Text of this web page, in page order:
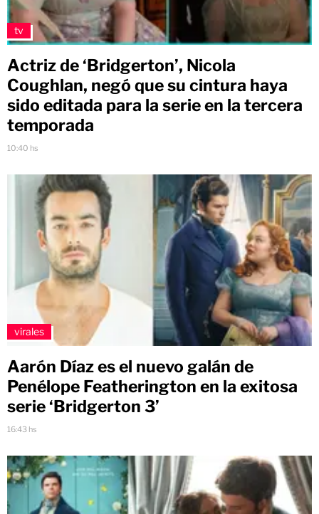
tv
Actriz de ‘Bridgerton’, Nicola
Coughlan, negó que su cintura haya
sido editada para la serie en la tercera
temporada
10:40 hs
virales
Aarón Díaz es el nuevo galán de
Penélope Featherington en la exitosa
serie ‘Bridgerton 3’
16:43 hs